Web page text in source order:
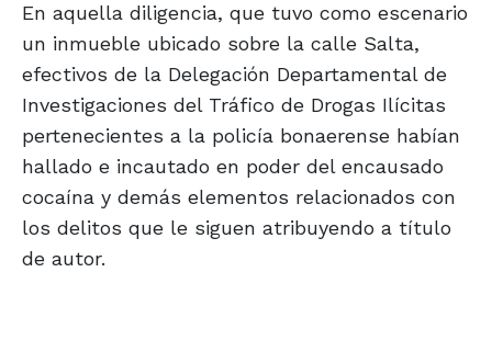
En aquella diligencia, que tuvo como escenario
un inmueble ubicado sobre la calle Salta,
efectivos de la Delegación Departamental de
Investigaciones del Tráfico de Drogas Ilícitas
pertenecientes a la policía bonaerense habían
hallado e incautado en poder del encausado
cocaína y demás elementos relacionados con
los delitos que le siguen atribuyendo a título
de autor.